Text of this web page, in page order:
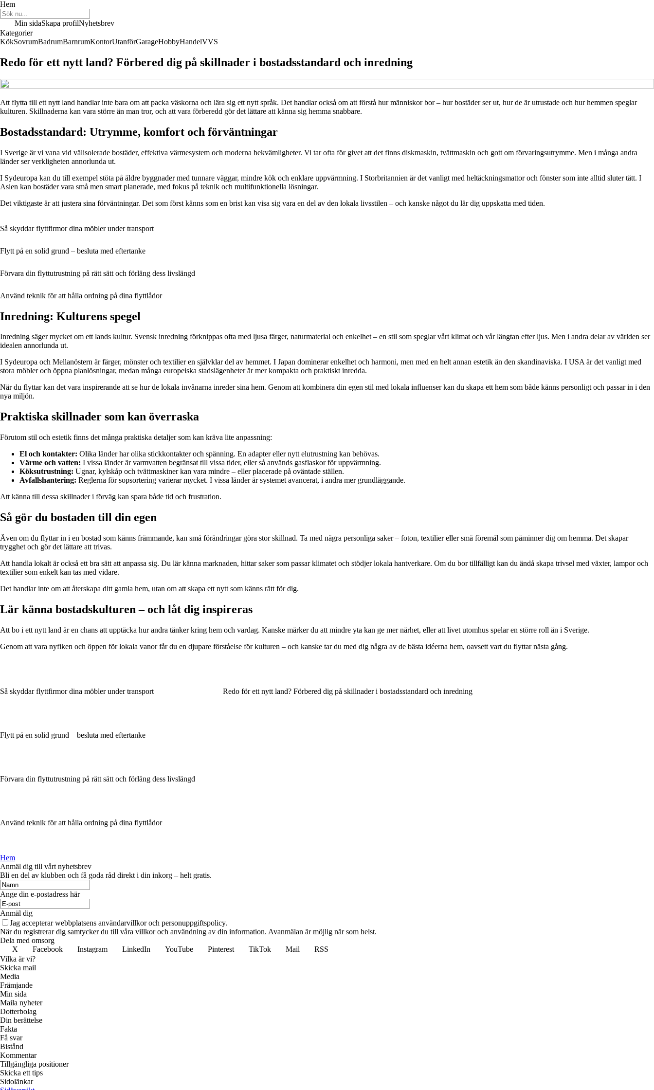
Hem
Min sidaSkapa profilNyhetsbrev
Kategorier
KökSovrumBadrumBarnrumKontorUtanförGarageHobbyHandelVVS
Redo för ett nytt land? Förbered dig på skillnader i bostadsstandard och inredning
Att flytta till ett nytt land handlar inte bara om att packa väskorna och lära sig ett nytt språk. Det handlar också om att förstå hur människor bor – hur bostäder ser ut, hur de är utrustade och hur hemmen speglar
kulturen. Skillnaderna kan vara större än man tror, och att vara förberedd gör det lättare att känna sig hemma snabbare.
Bostadsstandard: Utrymme, komfort och förväntningar
I Sverige är vi vana vid välisolerade bostäder, effektiva värmesystem och moderna bekvämligheter. Vi tar ofta för givet att det finns diskmaskin, tvättmaskin och gott om förvaringsutrymme. Men i många andra
länder ser verkligheten annorlunda ut.
I Sydeuropa kan du till exempel stöta på äldre byggnader med tunnare väggar, mindre kök och enklare uppvärmning. I Storbritannien är det vanligt med heltäckningsmattor och fönster som inte alltid sluter tätt. I
Asien kan bostäder vara små men smart planerade, med fokus på teknik och multifunktionella lösningar.
Det viktigaste är att justera sina förväntningar. Det som först känns som en brist kan visa sig vara en del av den lokala livsstilen – och kanske något du lär dig uppskatta med tiden.
Så skyddar flyttfirmor dina möbler under transport
Flytt på en solid grund – besluta med eftertanke
Förvara din flyttutrustning på rätt sätt och förläng dess livslängd
Använd teknik för att hålla ordning på dina flyttlådor
Inredning: Kulturens spegel
Inredning säger mycket om ett lands kultur. Svensk inredning förknippas ofta med ljusa färger, naturmaterial och enkelhet – en stil som speglar vårt klimat och vår längtan efter ljus. Men i andra delar av världen ser
idealen annorlunda ut.
I Sydeuropa och Mellanöstern är färger, mönster och textilier en självklar del av hemmet. I Japan dominerar enkelhet och harmoni, men med en helt annan estetik än den skandinaviska. I USA är det vanligt med
stora möbler och öppna planlösningar, medan många europeiska stadslägenheter är mer kompakta och praktiskt inredda.
När du flyttar kan det vara inspirerande att se hur de lokala invånarna inreder sina hem. Genom att kombinera din egen stil med lokala influenser kan du skapa ett hem som både känns personligt och passar in i den
nya miljön.
Praktiska skillnader som kan överraska
Förutom stil och estetik finns det många praktiska detaljer som kan kräva lite anpassning:
El och kontakter: Olika länder har olika stickkontakter och spänning. En adapter eller nytt elutrustning kan behövas.
Värme och vatten: I vissa länder är varmvatten begränsat till vissa tider, eller så används gasflaskor för uppvärmning.
Köksutrustning: Ugnar, kylskåp och tvättmaskiner kan vara mindre – eller placerade på oväntade ställen.
Avfallshantering: Reglerna för sopsortering varierar mycket. I vissa länder är systemet avancerat, i andra mer grundläggande.
Att känna till dessa skillnader i förväg kan spara både tid och frustration.
Så gör du bostaden till din egen
Även om du flyttar in i en bostad som känns främmande, kan små förändringar göra stor skillnad. Ta med några personliga saker – foton, textilier eller små föremål som påminner dig om hemma. Det skapar
trygghet och gör det lättare att trivas.
Att handla lokalt är också ett bra sätt att anpassa sig. Du lär känna marknaden, hittar saker som passar klimatet och stödjer lokala hantverkare. Om du bor tillfälligt kan du ändå skapa trivsel med växter, lampor och
textilier som enkelt kan tas med vidare.
Det handlar inte om att återskapa ditt gamla hem, utan om att skapa ett nytt som känns rätt för dig.
Lär känna bostadskulturen – och låt dig inspireras
Att bo i ett nytt land är en chans att upptäcka hur andra tänker kring hem och vardag. Kanske märker du att mindre yta kan ge mer närhet, eller att livet utomhus spelar en större roll än i Sverige.
Genom att vara nyfiken och öppen för lokala vanor får du en djupare förståelse för kulturen – och kanske tar du med dig några av de bästa idéerna hem, oavsett vart du flyttar nästa gång.
Så skyddar flyttfirmor dina möbler under transport
Flytt på en solid grund – besluta med eftertanke
Förvara din flyttutrustning på rätt sätt och förläng dess livslängd
Använd teknik för att hålla ordning på dina flyttlådor
Redo för ett nytt land? Förbered dig på skillnader i bostadsstandard och inredning
Hem
Anmäl dig till vårt nyhetsbrev
Bli en del av klubben och få goda råd direkt i din inkorg – helt gratis.
Ange din e-postadress här
Anmäl dig
Jag accepterar webbplatsens användarvillkor och personuppgiftspolicy.
När du registrerar dig samtycker du till våra villkor och användning av din information. Avanmälan är möjlig när som helst.
Dela med omsorg
X
Facebook Instagram LinkedIn YouTube Pinterest TikTok Mail
RSS
Vilka är vi?
Skicka mail
Media
Främjande
Min sida
Maila nyheter
Dotterbolag
Din berättelse
Fakta
Få svar
Bistånd
Kommentar
Tillgängliga positioner
Skicka ett tips
Sidolänkar